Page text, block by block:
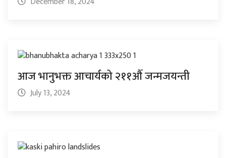
आज भानुभक्त आचार्यको २११औँ जन्मजयन्ती
July 13, 2024